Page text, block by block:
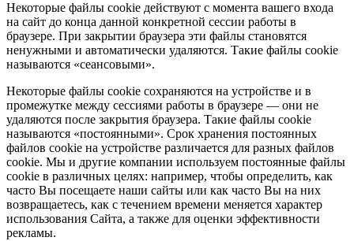
Некоторые файлы cookie действуют с момента вашего входа
на сайт до конца данной конкретной сессии работы в
браузере. При закрытии браузера эти файлы становятся
ненужными и автоматически удаляются. Такие файлы cookie
называются «сеансовыми».
Некоторые файлы cookie сохраняются на устройстве и в
промежутке между сессиями работы в браузере — они не
удаляются после закрытия браузера. Такие файлы cookie
называются «постоянными». Срок хранения постоянных
файлов cookie на устройстве различается для разных файлов
cookie. Мы и другие компании используем постоянные файлы
cookie в различных целях: например, чтобы определить, как
часто Вы посещаете наши сайты или как часто Вы на них
возвращаетесь, как с течением времени меняется характер
использования Сайта, а также для оценки эффективности
рекламы.